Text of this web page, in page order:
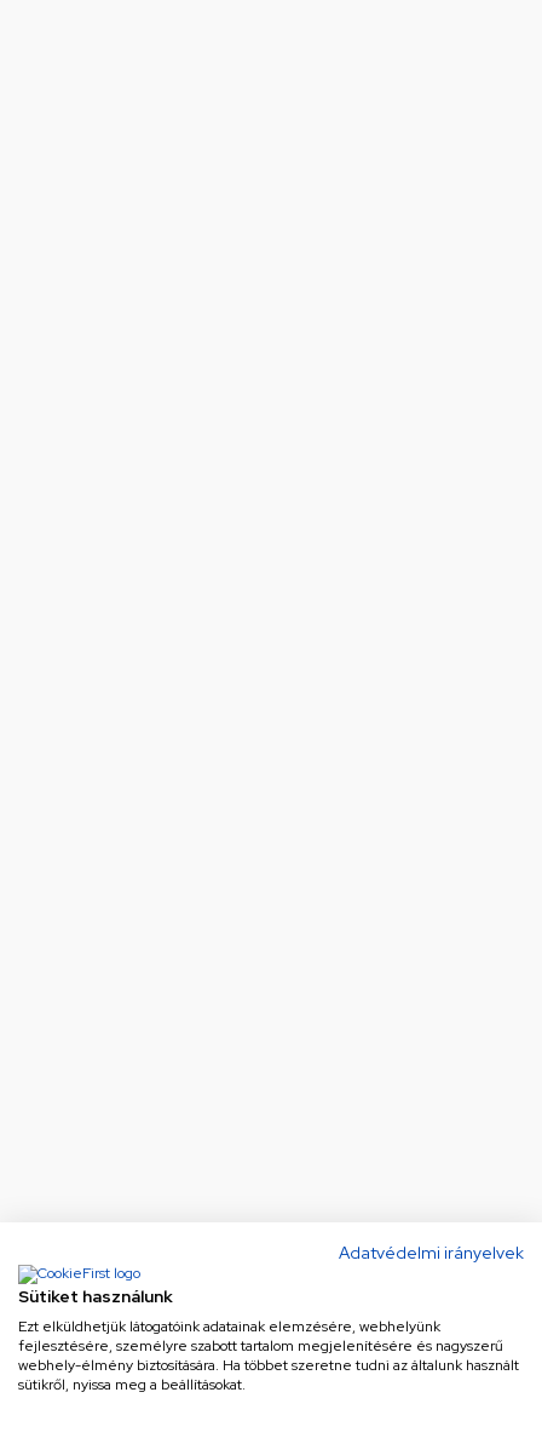
Adatvédelmi irányelvek
Sütiket használunk
Ezt elküldhetjük látogatóink adatainak elemzésére, webhelyünk
fejlesztésére, személyre szabott tartalom megjelenítésére és nagyszerű
webhely-élmény biztosítására. Ha többet szeretne tudni az általunk használt
sütikről, nyissa meg a beállításokat.